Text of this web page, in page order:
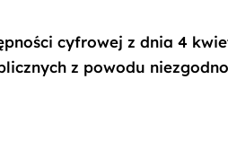
cyfrowej z dnia 4
z powodu